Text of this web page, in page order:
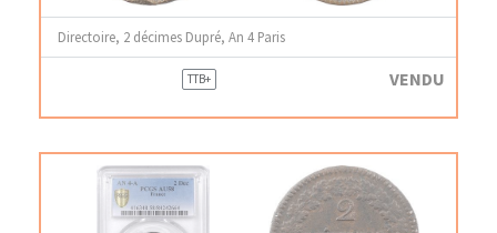
Directoire, 2 décimes Dupré, An 4 Paris
TTB+ VENDU